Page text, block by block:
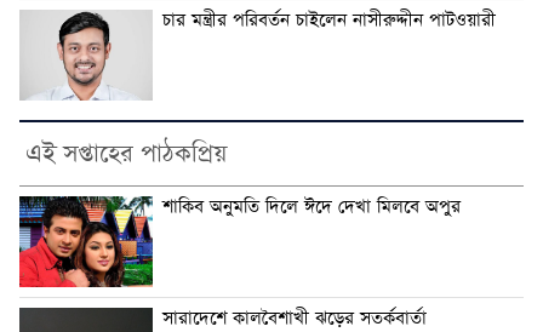
চার মন্ত্রীর পরিবর্তন চাইলেন নাসীরুদ্দীন পাটওয়ারী
এই সপ্তাহের পাঠকপ্রিয়
শাকিব অনুমতি দিলে ঈদে দেখা মিলবে অপুর
সারাদেশে কালবৈশাখী ঝড়ের সতর্কবার্তা